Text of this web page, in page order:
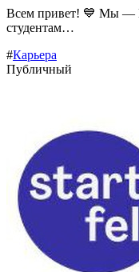
Всем привет! 💙 Мы —
студентам…
#Карьера
Публичный